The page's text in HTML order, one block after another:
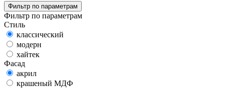
Фильтр по параметрам
Фильтр по параметрам
Стиль
классический
модерн
хайтек
Фасад
акрил
крашеный МДФ